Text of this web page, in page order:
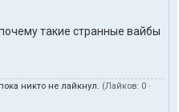
такие странные вайбы
пока никто не лайкнул. (Лайков: 0 ·